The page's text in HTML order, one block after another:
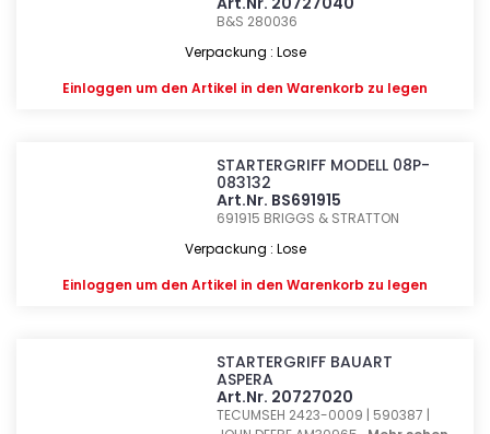
B&S 280036
Verpackung : Lose
Einloggen um den Artikel in den Warenkorb zu legen
STARTERGRIFF MODELL 08P-
083132
Art.Nr. BS691915
691915 BRIGGS & STRATTON
Verpackung : Lose
Einloggen um den Artikel in den Warenkorb zu legen
STARTERGRIFF BAUART
ASPERA
Art.Nr. 20727020
TECUMSEH 2423-0009 | 590387 |